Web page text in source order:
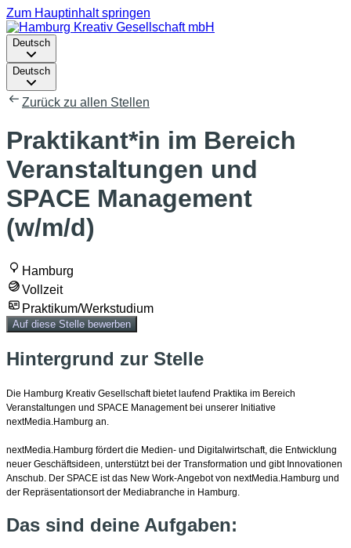
Zum Hauptinhalt springen
Deutsch
Deutsch
Zurück zu allen Stellen
Praktikant*in im Bereich
Veranstaltungen und
SPACE Management
(w/m/d)
Hamburg
Vollzeit
Praktikum/Werkstudium
Auf diese Stelle bewerben
Hintergrund zur Stelle
Die Hamburg Kreativ Gesellschaft bietet laufend Praktika im Bereich
Veranstaltungen und SPACE Management bei unserer Initiative
nextMedia.Hamburg an.
nextMedia.Hamburg fördert die Medien- und Digitalwirtschaft, die Entwicklung
neuer Geschäftsideen, unterstützt bei der Transformation und gibt Innovationen
Anschub. Der SPACE ist das New Work-Angebot von nextMedia.Hamburg und
der Repräsentationsort der Mediabranche in Hamburg.
Das sind deine Aufgaben: